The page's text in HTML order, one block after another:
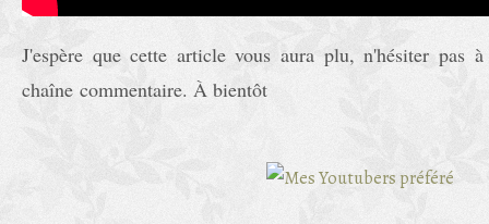
J'espère que cette article vous aura plu, n'hésiter pas
chaîne commentaire. À bientôt